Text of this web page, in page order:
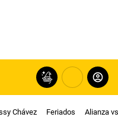
Chávez Feriados Alianza